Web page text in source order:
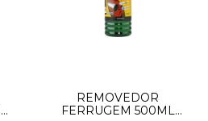
REMOVEDOR
FERRUGEM 500ML